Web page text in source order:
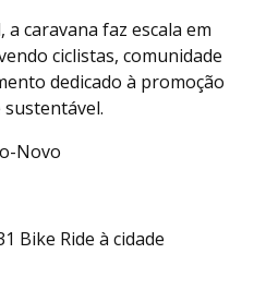
caravana faz escala em
ciclistas, comunidade
dedicado à promoção
sustentável.
Novo
Bike Ride à cidade